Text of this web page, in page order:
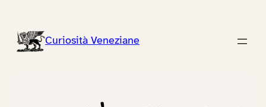
contenutoCuriosità Veneziane